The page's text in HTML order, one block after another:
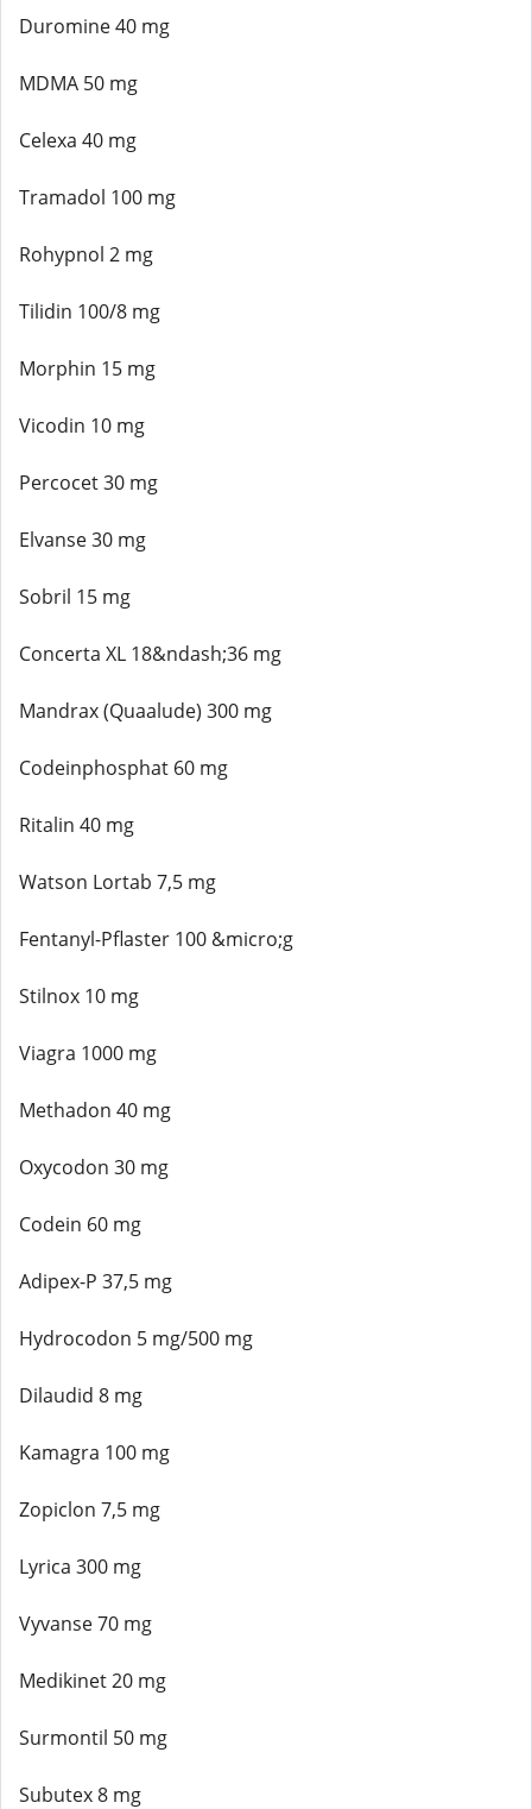
Duromine 40 mg
MDMA 50 mg
Celexa 40 mg
Tramadol 100 mg
Rohypnol 2 mg
Tilidin 100/8 mg
Morphin 15 mg
Vicodin 10 mg
Percocet 30 mg
Elvanse 30 mg
Sobril 15 mg
Concerta XL 18&ndash;36 mg
Mandrax (Quaalude) 300 mg
Codeinphosphat 60 mg
Ritalin 40 mg
Watson Lortab 7,5 mg
Fentanyl-Pflaster 100 &micro;g
Stilnox 10 mg
Viagra 1000 mg
Methadon 40 mg
Oxycodon 30 mg
Codein 60 mg
Adipex-P 37,5 mg
Hydrocodon 5 mg/500 mg
Dilaudid 8 mg
Kamagra 100 mg
Zopiclon 7,5 mg
Lyrica 300 mg
Vyvanse 70 mg
Medikinet 20 mg
Surmontil 50 mg
Subutex 8 mg